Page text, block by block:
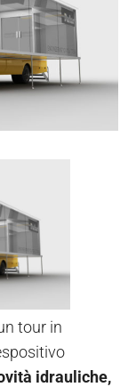
tour in
idrauliche,